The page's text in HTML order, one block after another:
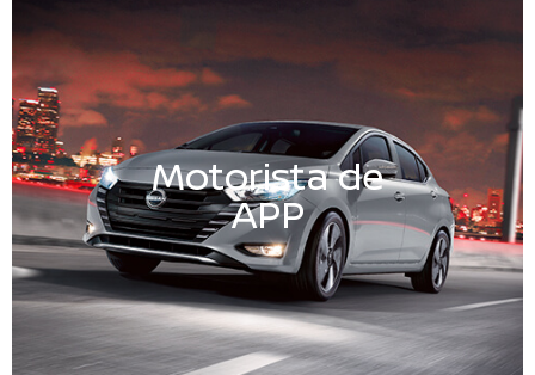
Motorista de
APP